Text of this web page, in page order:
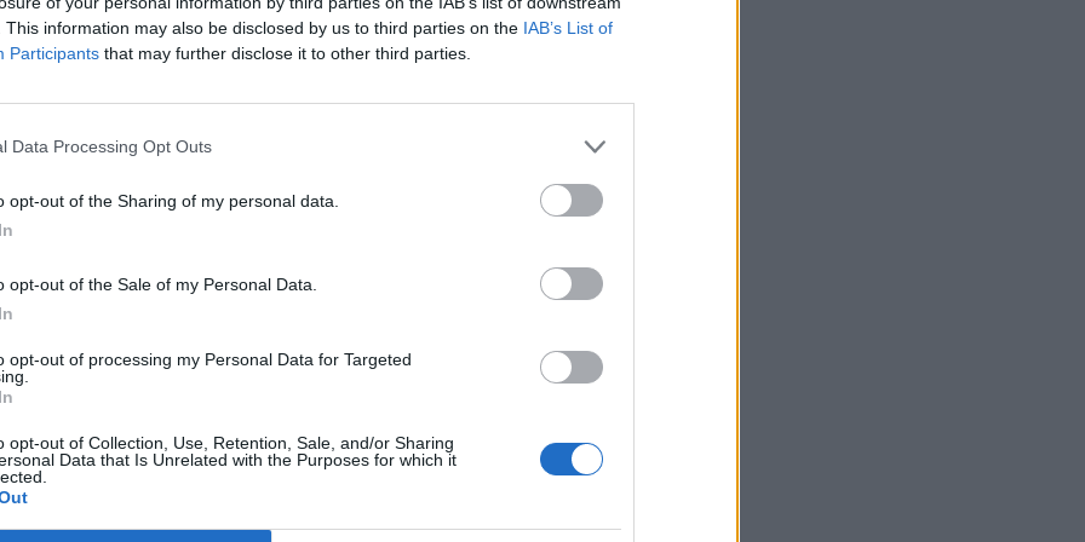
This information may also be disclosed by us to third parties on the IAB’s List of
Participants that may further disclose it to other third parties.
Data Processing Opt Outs
opt-out of the Sharing of my personal data.
opt-out of the Sale of my Personal Data.
opt-out of processing my Personal Data for Targeted
opt-out of Collection, Use, Retention, Sale, and/or Sharing
Data that Is Unrelated with the Purposes for which it
szereplői által tapasztal kereslet mérséklődés a látványos költség csökkentési
remél még idén saját ráfordításainak racionalizálásától (300 m dollár
a tavalyi üzemi költségek...
cikkarchívum
elmúlt 2 év napon belüli
Előfizetés